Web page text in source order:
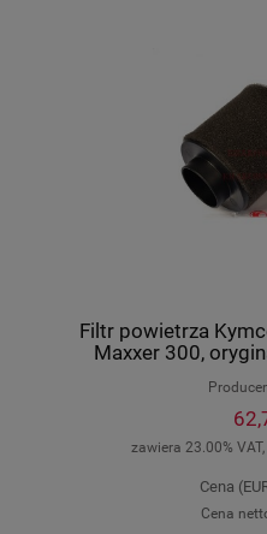
Filtr powietrza
Maxxer 300,
zawiera 23.00%
Cena
Cena